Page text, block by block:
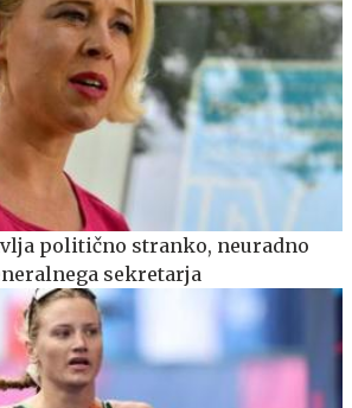
politično stranko, neuradno
sekretarja